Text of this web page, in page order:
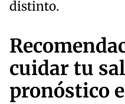
distinto.
cuidar tu
pronóstico